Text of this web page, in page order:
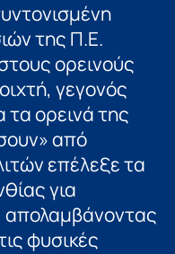
της Π.Ε.
ορεινούς
γεγονός
ορεινά της
από
επέλεξε τα
για
απολαμβάνοντας
φυσικές